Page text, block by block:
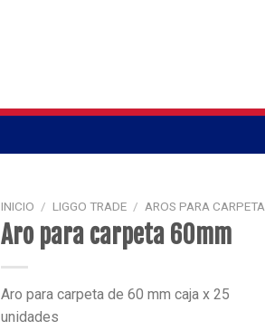
INICIO / LIGGO TRADE / AROS PARA CARPETA
Aro para carpeta 60mm
Aro para carpeta de 60 mm caja x 25
unidades